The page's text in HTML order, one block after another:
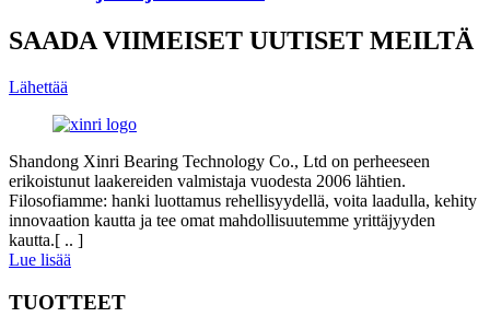
SAADA VIIMEISET UUTISET MEILTÄ
Lähettää
Shandong Xinri Bearing Technology Co., Ltd on perheeseen
erikoistunut laakereiden valmistaja vuodesta 2006 lähtien.
Filosofiamme: hanki luottamus rehellisyydellä, voita laadulla, kehity
innovaation kautta ja tee omat mahdollisuutemme yrittäjyyden
kautta.[ .. ]
Lue lisää
TUOTTEET